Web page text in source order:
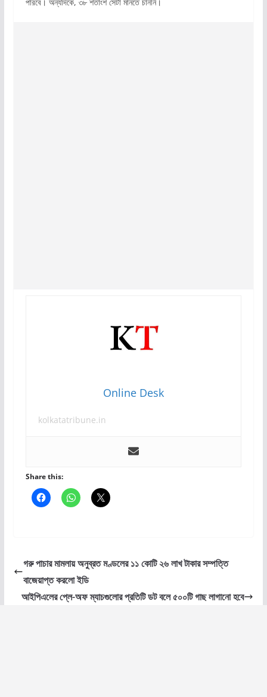
Online Desk
kolkatatribune.in
Share this:
গরু পাচার মামলায় অনুব্রত মণ্ডলের ১১ কোটি ২৬ লাখ টাকার সম্পত্তি
বাজেয়াপ্ত করলো ইডি
আইপিএলের প্লে-অফ ম্যাচগুলোর প্রতিটি ডট বলে ৫০০টি গাছ লাগানো হবে